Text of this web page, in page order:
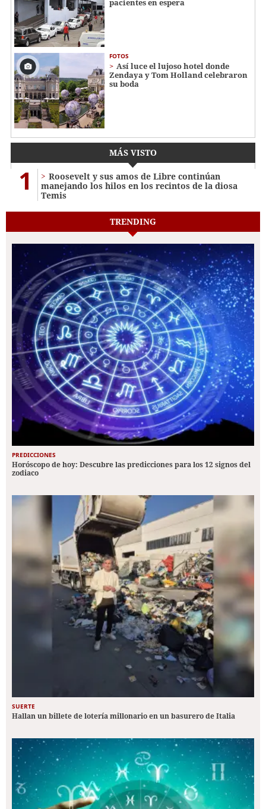
pacientes en espera
FOTOS
Así luce el lujoso hotel donde
Zendaya y Tom Holland celebraron
su boda
MÁS VISTO
1
Roosevelt y sus amos de Libre continúan
manejando los hilos en los recintos de la diosa
Temis
TRENDING
PREDICCIONES
Horóscopo de hoy: Descubre las predicciones para los 12 signos del
zodiaco
SUERTE
Hallan un billete de lotería millonario en un basurero de Italia